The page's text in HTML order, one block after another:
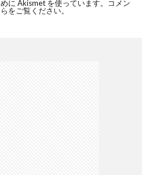
に Akismet を使っています。
コメン
をご覧ください。